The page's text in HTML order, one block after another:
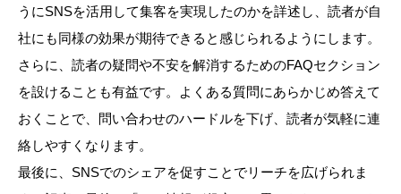
うにSNSを活用して集客を実現したのかを詳述し、読者が自
社にも同様の効果が期待できると感じられるようにします。
さらに、読者の疑問や不安を解消するためのFAQセクション
を設けることも有益です。よくある質問にあらかじめ答えて
おくことで、問い合わせのハードルを下げ、読者が気軽に連
絡しやすくなります。
最後に、SNSでのシェアを促すことでリーチを広げられま